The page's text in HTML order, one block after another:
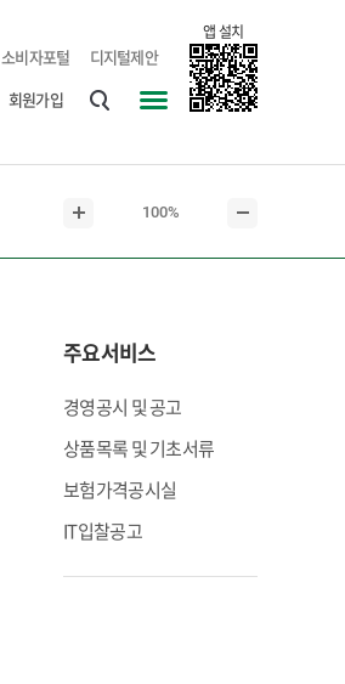
소비자포털 디지털제안
앱 설치
회원가입
맵
본
문
현
기
100%
문
주요서비스
경영공시 및 공고
상품목록 및 기초서류
보험가격공시실
IT입찰공고